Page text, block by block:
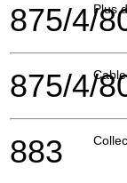
Plus
875/4/
875/4/
883